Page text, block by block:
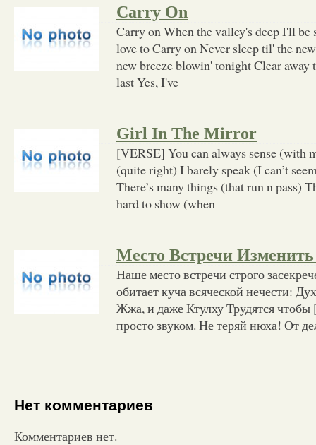
Carry On
Carry on When the valley's deep I'll
love to Carry on Never sleep til' the
new breeze blowin' tonight Clear away
last Yes, I've
Girl In The Mirror
[VERSE] You can always sense (with
(quite right) I barely speak (I can’t
There’s many things (that run n pass)
hard to show (when
Место Встречи
Наше место встречи строго
обитает куча всяческой нечести:
Жжа, и даже Ктулху Трудятся
просто звуком. Не теряй нюха! От
Нет комментариев
Комментариев нет.